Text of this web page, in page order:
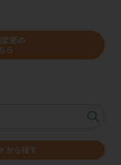
更の
ら
から探す